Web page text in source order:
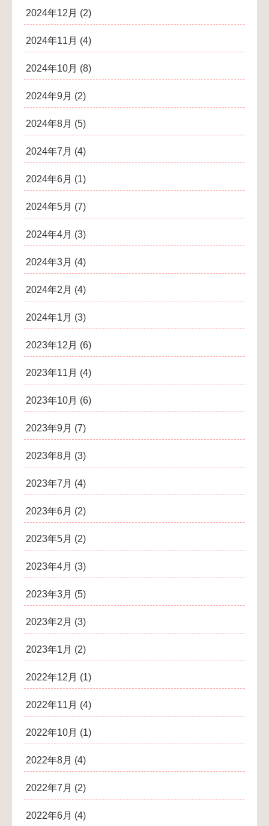
2024年12月 (2)
2024年11月 (4)
2024年10月 (8)
2024年9月 (2)
2024年8月 (5)
2024年7月 (4)
2024年6月 (1)
2024年5月 (7)
2024年4月 (3)
2024年3月 (4)
2024年2月 (4)
2024年1月 (3)
2023年12月 (6)
2023年11月 (4)
2023年10月 (6)
2023年9月 (7)
2023年8月 (3)
2023年7月 (4)
2023年6月 (2)
2023年5月 (2)
2023年4月 (3)
2023年3月 (5)
2023年2月 (3)
2023年1月 (2)
2022年12月 (1)
2022年11月 (4)
2022年10月 (1)
2022年8月 (4)
2022年7月 (2)
2022年6月 (4)